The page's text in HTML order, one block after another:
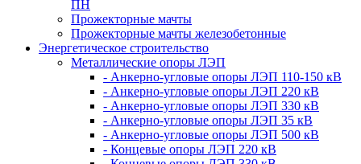
ПН
Прожекторные мачты
Прожекторные мачты железобетонные
Энергетическое строительство
Металлические опоры ЛЭП
- Анкерно-угловые опоры ЛЭП 110-150 кВ
- Анкерно-угловые опоры ЛЭП 220 кВ
- Анкерно-угловые опоры ЛЭП 330 кВ
- Анкерно-угловые опоры ЛЭП 35 кВ
- Анкерно-угловые опоры ЛЭП 500 кВ
- Концевые опоры ЛЭП 220 кВ